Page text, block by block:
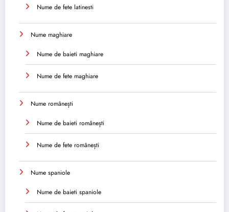
Nume de fete latinesti
Nume maghiare
Nume de baieti maghiare
Nume de fete maghiare
Nume românești
Nume de baieti românești
Nume de fete românești
Nume spaniole
Nume de baieti spaniole